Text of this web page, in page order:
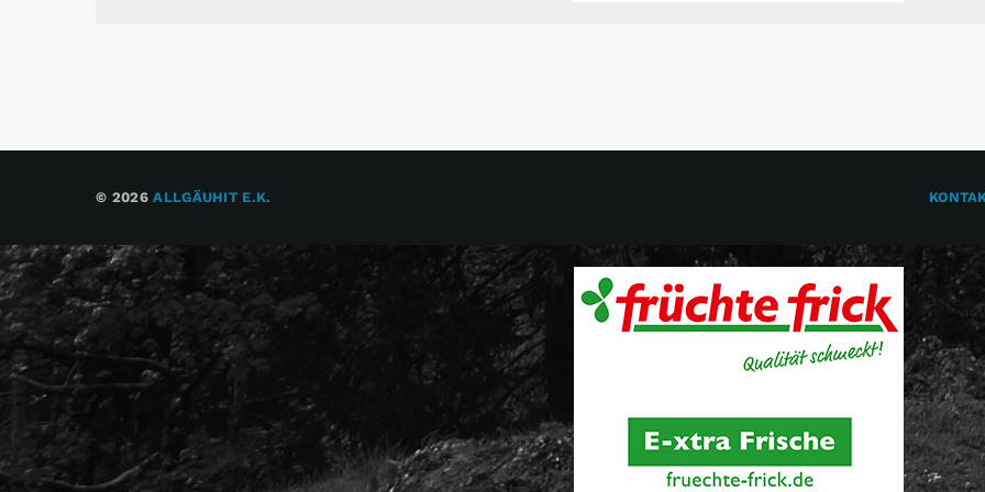
© 2026ALLGÄUHIT E.K.